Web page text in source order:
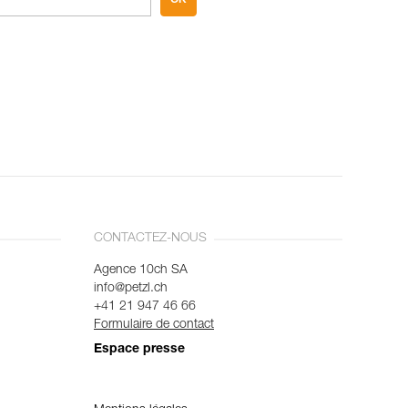
CONTACTEZ-NOUS
Agence 10ch SA
info@petzl.ch
+41 21 947 46 66
Formulaire de contact
Espace presse